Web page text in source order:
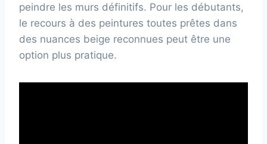
peindre les murs définitifs. Pour les débutants,
le recours à des peintures toutes prêtes dans
des nuances beige reconnues peut être une
option plus pratique.